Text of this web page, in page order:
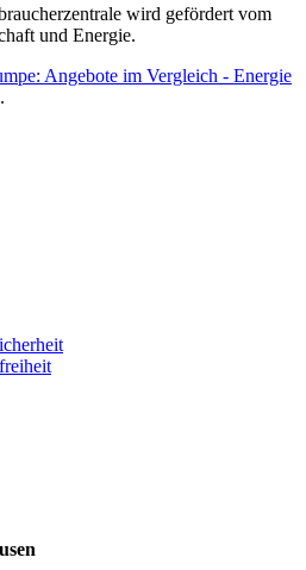
wird gefördert vom
und Energie.
Angebote im Vergleich - Energie
.